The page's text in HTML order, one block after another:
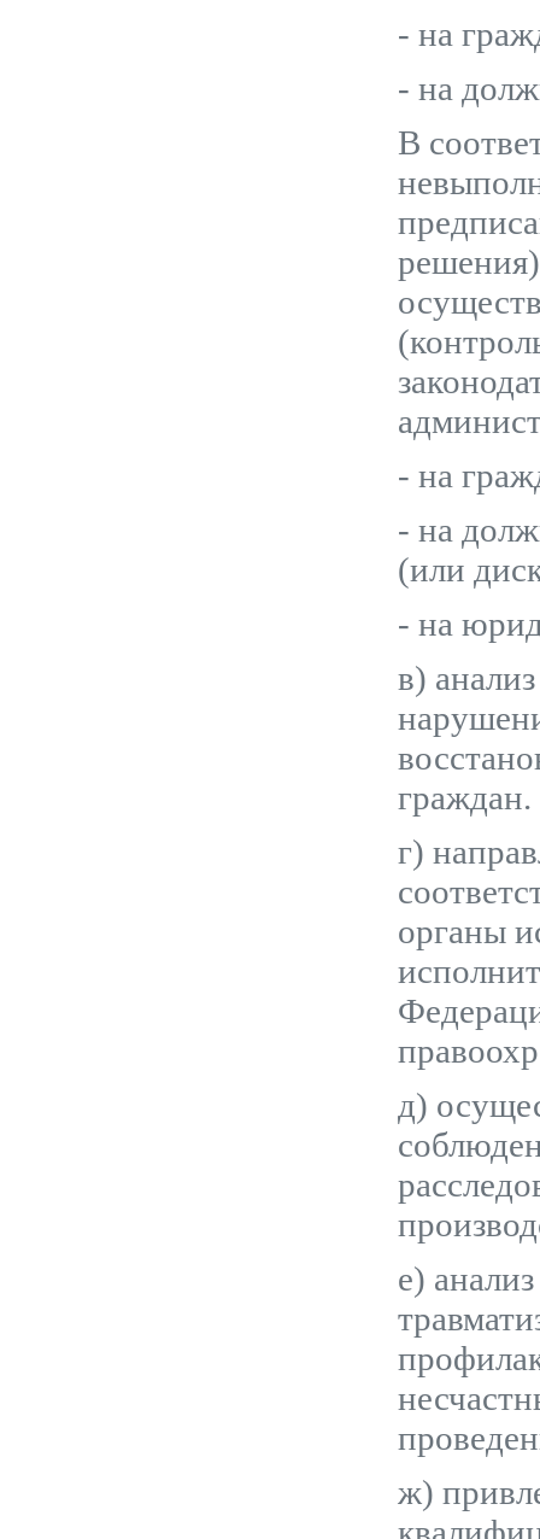
- на
- на
В
- на
- на
(или
- на
в)
граждан.
г)
органы
д)
е)
ж)